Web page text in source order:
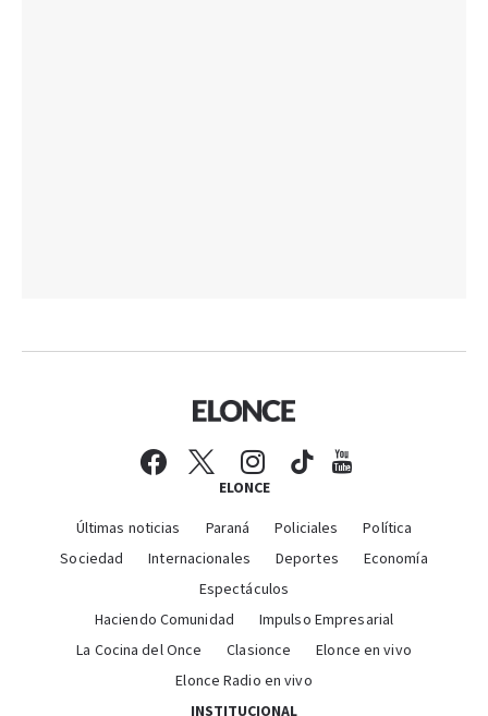
ELONCE
Últimas noticias Paraná Policiales
Política
Sociedad
Internacionales Deportes
Economía
Espectáculos
Haciendo Comunidad
Impulso Empresarial
La Cocina del Once
Clasionce
Elonce en vivo
Elonce Radio en vivo
INSTITUCIONAL